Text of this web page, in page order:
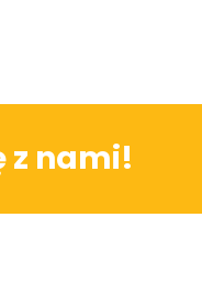
z nami!